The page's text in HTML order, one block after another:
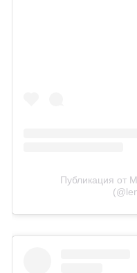
Публикация от